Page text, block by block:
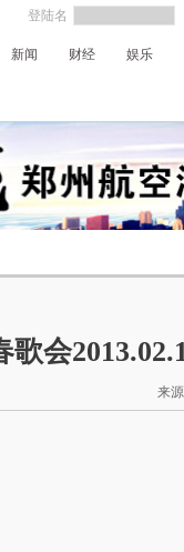
登陆名
新闻 财经 娱乐
歌会
福来欢唱
来